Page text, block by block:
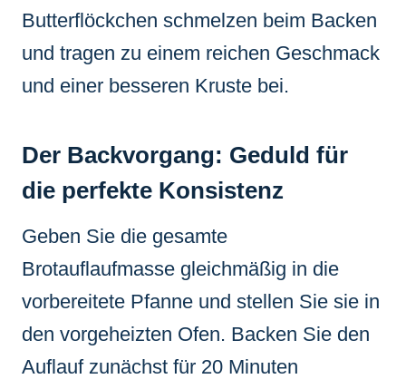
Butterflöckchen schmelzen beim Backen
und tragen zu einem reichen Geschmack
und einer besseren Kruste bei.
Der Backvorgang: Geduld für
die perfekte Konsistenz
Geben Sie die gesamte
Brotauflaufmasse gleichmäßig in die
vorbereitete Pfanne und stellen Sie sie in
den vorgeheizten Ofen. Backen Sie den
Auflauf zunächst für 20 Minuten